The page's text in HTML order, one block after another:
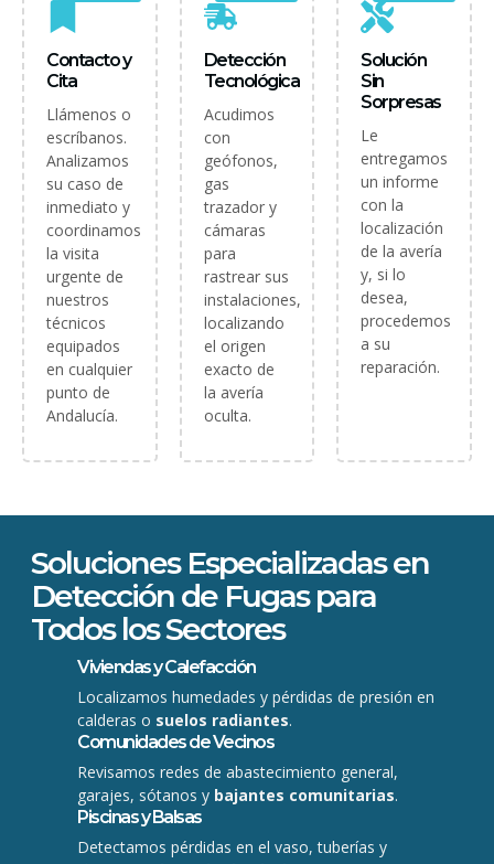
Contacto y
Cita
Llámenos o
escríbanos.
Analizamos
su caso de
inmediato y
coordinamos
la visita
urgente de
nuestros
técnicos
equipados
en cualquier
punto de
Andalucía.
Detección
Tecnológica
Acudimos
con
geófonos,
gas
trazador y
cámaras
para
rastrear sus
instalaciones,
localizando
el origen
exacto de
la avería
oculta.
Solución
Sin
Sorpresas
Le
entregamos
un informe
con la
localización
de la avería
y, si lo
desea,
procedemos
a su
reparación.
Soluciones Especializadas en
Detección de Fugas para
Todos los Sectores
Viviendas y Calefacción
Localizamos humedades y pérdidas de presión en
calderas o suelos radiantes.
Comunidades de Vecinos
Revisamos redes de abastecimiento general,
garajes, sótanos y bajantes comunitarias.
Piscinas y Balsas
Detectamos pérdidas en el vaso, tuberías y